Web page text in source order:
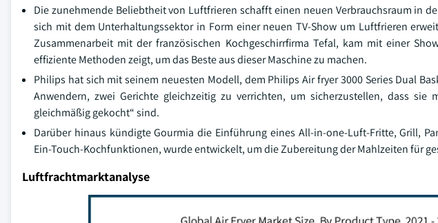
Die zunehmende Beliebtheit von Luftfrieren schafft einen neuen Verbrauchsraum in
sich mit dem Unterhaltungssektor in Form einer neuen TV-Show um Luftfrieren
Zusammenarbeit mit der französischen Kochgeschirrfirma Tefal, kam mit einer
effiziente Methoden zeigt, um das Beste aus dieser Maschine zu machen.
Philips hat sich mit seinem neuesten Modell, dem Philips Air fryer 3000 Series Dual
Anwendern, zwei Gerichte gleichzeitig zu verrichten, um sicherzustellen, dass
gleichmäßig gekocht“ sind.
Darüber hinaus kündigte Gourmia die Einführung eines All-in-one-Luft-Fritte, Grill,
Ein-Touch-Kochfunktionen, wurde entwickelt, um die Zubereitung der Mahlzeiten für
Luftfrachtmarktanalyse